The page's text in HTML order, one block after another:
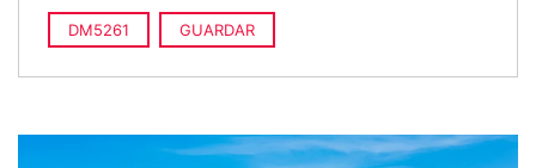
DM5261 GUARDAR